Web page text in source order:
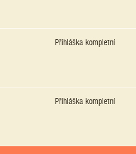
Přihláška kompletní
Přihláška kompletní